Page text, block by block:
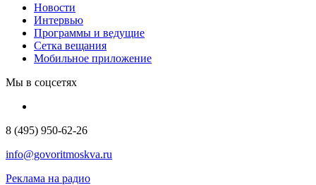
Новости
Интервью
Программы и ведущие
Сетка вещания
Мобильное приложение
Мы в соцсетях
8 (495) 950-62-26
info@govoritmoskva.ru
Реклама на радио